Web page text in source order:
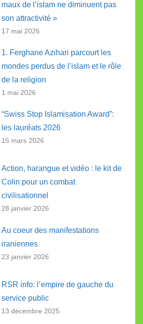
maux de l’islam ne diminuent pas
son attractivité »
17 mai 2026
1. Ferghane Azihari parcourt les
mondes perdus de l’islam et le rôle
de la religion
1 mai 2026
“Swiss Stop Islamisation Award”:
les lauréats 2026
15 mars 2026
Action, harangue et vidéo : le kit de
Colin pour un combat
civilisationnel
28 janvier 2026
Au coeur des manifestations
iraniennes
23 janvier 2026
RSR info: l’empire de gauche du
service public
13 décembre 2025